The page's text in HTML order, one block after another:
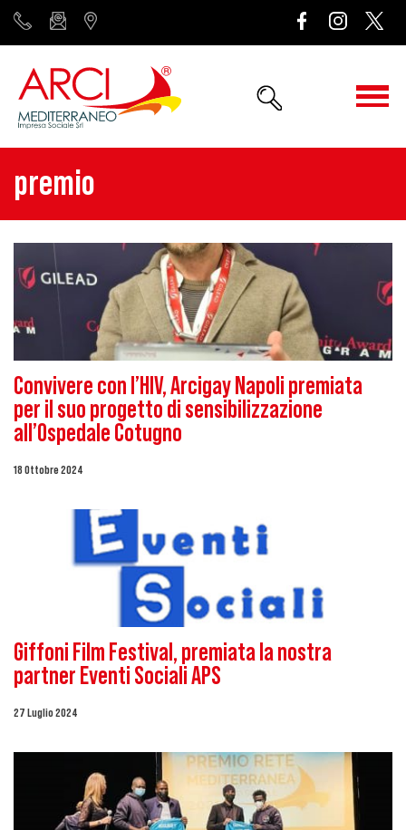
premio
Convivere con l’HIV, Arcigay Napoli premiata
per il suo progetto di sensibilizzazione
all’Ospedale Cotugno
18 Ottobre 2024
Giffoni Film Festival, premiata la nostra
partner Eventi Sociali APS
27 Luglio 2024